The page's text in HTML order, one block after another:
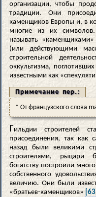
организации, чтобы
традиции. Они
каменщиков Европы и, в
многие из их
называть «каменщиками»
(или действующими
строительной
оккультизма,
известными как
Примечание пер.:
* От французского слова
Гильдии строителей
присоединения, так как
назад были великими
строителями, рыцари
богатству построили
собственного
величию. Они были
«братьев-каменщиков» [63]